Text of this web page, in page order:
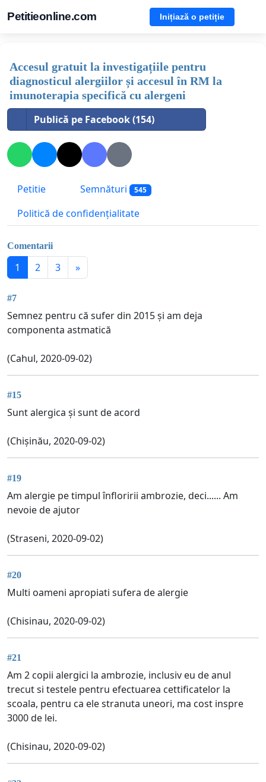
Petitieonline.com Inițiază o petiție
Accesul gratuit la investigațiile pentru
diagnosticul alergiilor și accesul în RM la
imunoterapia specifică cu alergeni
Publică pe Facebook (154)
Petitie Semnături 545
Politică de confidențialitate
Comentarii
1 2 3 »
#7
Semnez pentru că sufer din 2015 și am deja
componenta astmatică
(Cahul, 2020-09-02)
#15
Sunt alergica și sunt de acord
(Chișinău, 2020-09-02)
#19
Am alergie pe timpul înfloririi ambrozie, deci...... Am
nevoie de ajutor
(Straseni, 2020-09-02)
#20
Multi oameni apropiati sufera de alergie
(Chisinau, 2020-09-02)
#21
Am 2 copii alergici la ambrozie, inclusiv eu de anul
trecut si testele pentru efectuarea cettificatelor la
scoala, pentru ca ele stranuta uneori, ma cost inspre
3000 de lei.
(Chisinau, 2020-09-02)